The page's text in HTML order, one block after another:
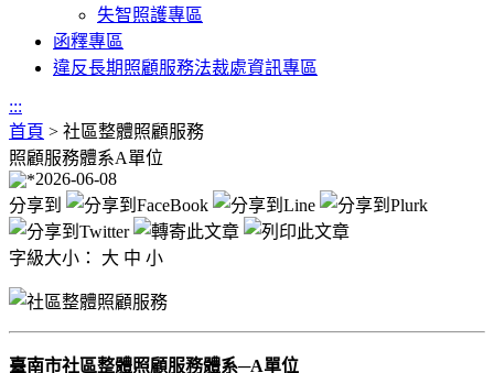
失智照護專區
函釋專區
違反長期照顧服務法裁處資訊專區
:::
首頁 > 社區整體照顧服務
照顧服務體系A單位
2026-06-08
分享到
字級大小： 大 中 小
臺南市社區整體照顧服務體系─A單位